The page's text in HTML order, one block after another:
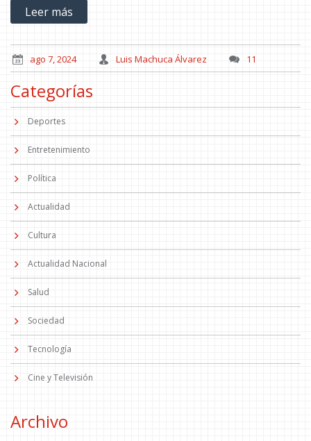
Esta confrontación pública resalta las crecientes divisiones
dentro de la coalición peronista.
Leer más
ago 7, 2024 Luis Machuca Álvarez 11
Categorías
Deportes
Entretenimiento
Política
Actualidad
Cultura
Actualidad Nacional
Salud
Sociedad
Tecnología
Cine y Televisión
Archivo